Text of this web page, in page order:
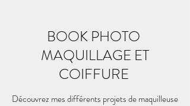
BOOK PHOTO
MAQUILLAGE ET
COIFFURE
Découvrez mes différents projets de maquilleuse